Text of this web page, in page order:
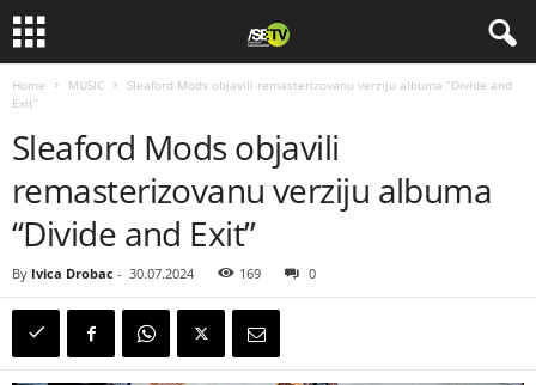
Home MUSIC
Sleaford Mods objavili remasterizovanu verziju albuma “Divide and
Exit”
Sleaford Mods objavili
remasterizovanu verziju albuma
“Divide and Exit”
By Ivica Drobac - 30.07.2024 169 0